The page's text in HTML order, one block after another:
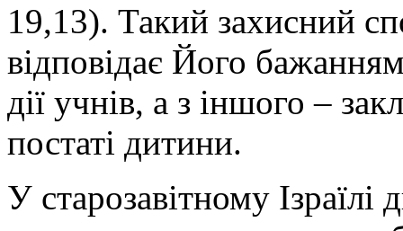
19,13). Такий захисний
відповідає Його
дії учнів, а з іншого –
постаті дитини.
У старозавітному